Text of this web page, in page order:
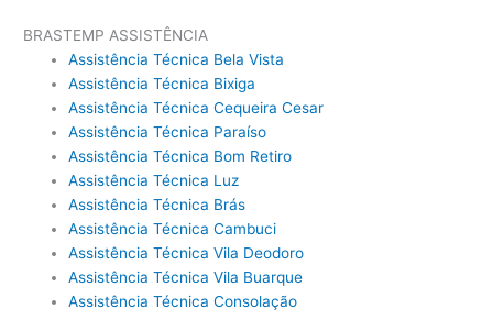
BRASTEMP ASSISTÊNCIA
Assistência Técnica Bela Vista
Assistência Técnica Bixiga
Assistência Técnica Cequeira Cesar
Assistência Técnica Paraíso
Assistência Técnica Bom Retiro
Assistência Técnica Luz
Assistência Técnica Brás
Assistência Técnica Cambuci
Assistência Técnica Vila Deodoro
Assistência Técnica Vila Buarque
Assistência Técnica Consolação